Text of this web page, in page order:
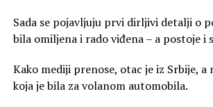
Sada se pojavljuju prvi dirljivi detalji o
bila omiljena i rado viđena – a postoje i
Kako mediji prenose, otac je iz Srbije, a
koja je bila za volanom automobila.